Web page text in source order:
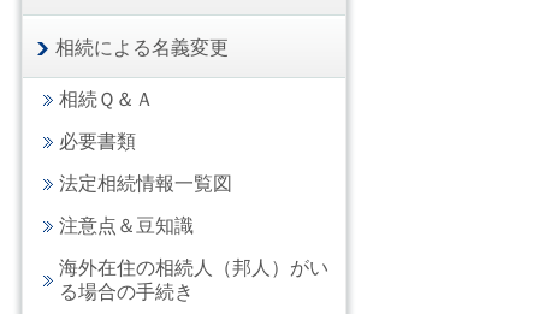
相続による名義変更
相続Ｑ＆Ａ
必要書類
法定相続情報一覧図
注意点＆豆知識
海外在住の相続人（邦人）がい
る場合の手続き